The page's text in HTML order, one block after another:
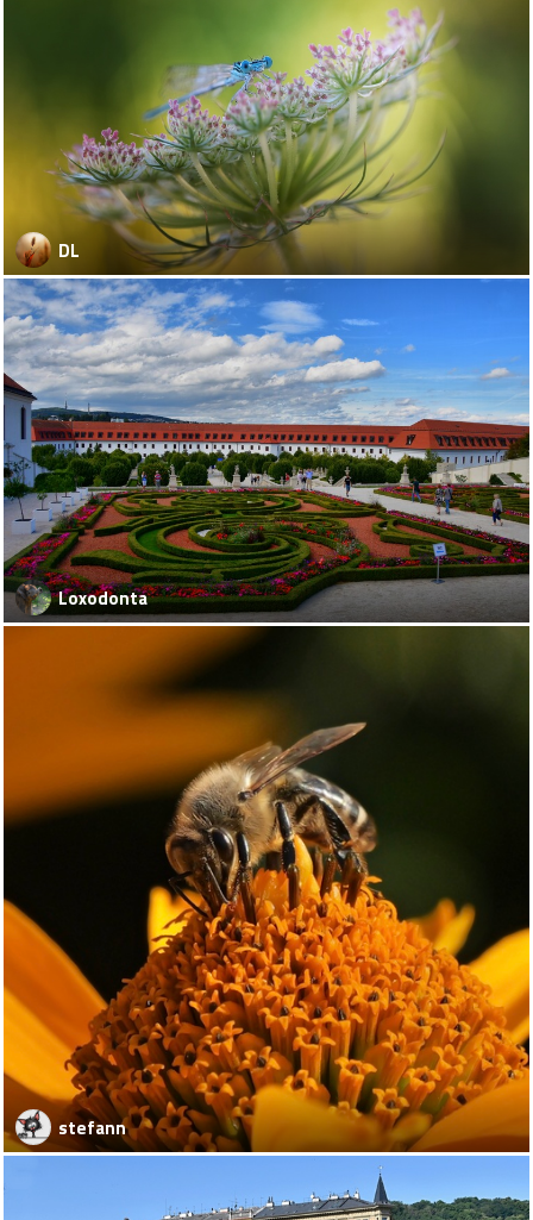
DL
Loxodonta
stefann